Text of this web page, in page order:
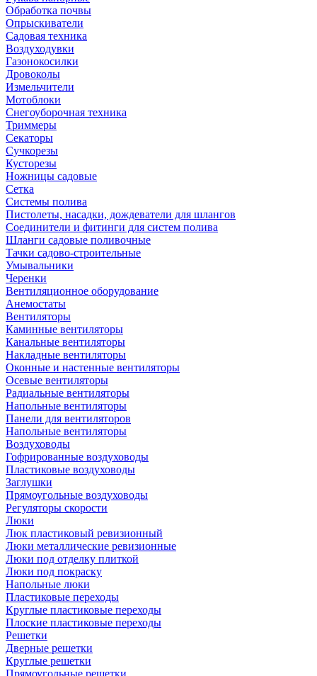
Обработка почвы
Опрыскиватели
Садовая техника
Воздуходувки
Газонокосилки
Дровоколы
Измельчители
Мотоблоки
Снегоуборочная техника
Триммеры
Секаторы
Сучкорезы
Кусторезы
Ножницы садовые
Сетка
Системы полива
Пистолеты, насадки, дождеватели для шлангов
Соединители и фитинги для систем полива
Шланги садовые поливочные
Тачки садово-строительные
Умывальники
Черенки
Вентиляционное оборудование
Анемостаты
Вентиляторы
Каминные вентиляторы
Канальные вентиляторы
Накладные вентиляторы
Оконные и настенные вентиляторы
Осевые вентиляторы
Радиальные вентиляторы
Напольные вентиляторы
Панели для вентиляторов
Напольные вентиляторы
Воздуховоды
Гофрированные воздуховоды
Пластиковые воздуховоды
Заглушки
Прямоугольные воздуховоды
Регуляторы скорости
Люки
Люк пластиковый ревизионный
Люки металлические ревизионные
Люки под отделку плиткой
Люки под покраску
Напольные люки
Пластиковые переходы
Круглые пластиковые переходы
Плоские пластиковые переходы
Решетки
Дверные решетки
Круглые решетки
Прямоугольные решетки